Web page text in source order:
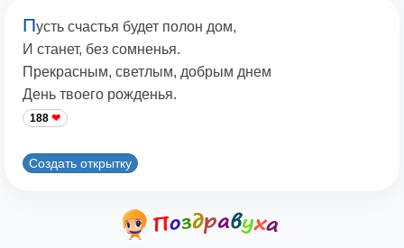
Пусть счастья будет полон дом,
И станет, без сомненья.
Прекрасным, светлым, добрым днем
День твоего рожденья.
188
Создать открытку